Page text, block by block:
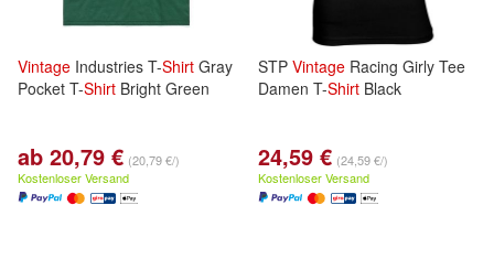
Vintage Industries T-Shirt Gray
Pocket T-Shirt Bright Green
ab 20,79 € (20,79 €/)
Kostenloser Versand
STP Vintage Racing Girly Tee
Damen T-Shirt Black
24,59 € (24,59 €/)
Kostenloser Versand